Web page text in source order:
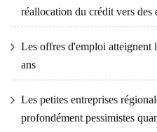
réallocation du crédit vers des
Les offres d'emploi atteignent
ans
Les petites entreprises
profondément pessimistes